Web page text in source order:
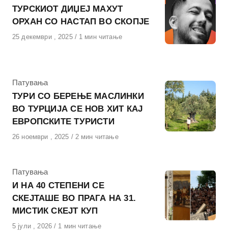
ТУРСКИОТ ДИЏЕЈ МАХУТ
ОРХАН СО НАСТАП ВО СКОПЈЕ
Објавено
25 декември , 2025 1 мин читање
КАтегорија
Патувања
ТУРИ СО БЕРЕЊЕ МАСЛИНКИ
ВО ТУРЦИЈА СЕ НОВ ХИТ КАЈ
ЕВРОПСКИТЕ ТУРИСТИ
Објавено
26 ноември , 2025 2 мин читање
КАтегорија
Патувања
И НА 40 СТЕПЕНИ СЕ
СКЕЈТАШЕ ВО ПРАГА НА 31.
МИСТИК СКЕЈТ КУП
Објавено
5 јули , 2026 1 мин читање